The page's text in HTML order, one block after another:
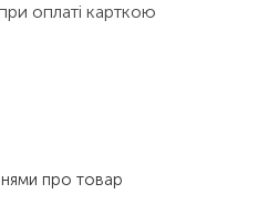
оплаті карткою
про товар